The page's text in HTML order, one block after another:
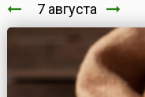
7 августа